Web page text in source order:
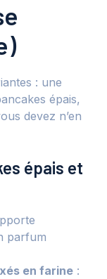
: une
épais,
devez n’en
épais et
parfum
en farine :